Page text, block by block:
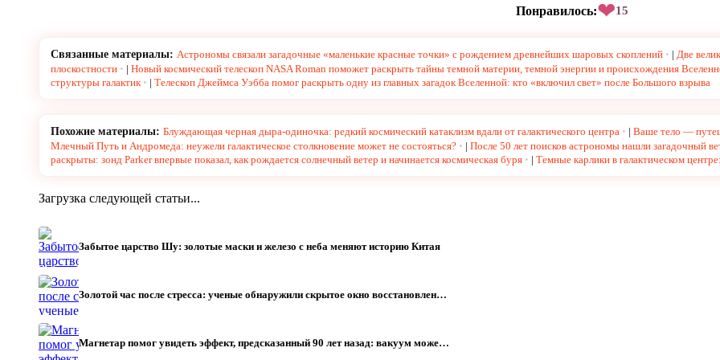
Понравилось:❤15
Связанные материалы: Астрономы связали загадочные «маленькие красные точки» с рождением древнейших шаровых скоплений | Две
плоскостности
| Новый космический телескоп NASA Roman поможет раскрыть тайны темной материи, темной энергии и происхождения
структуры галактик
| Телескоп Джеймса Уэбба помог раскрыть одну из главных загадок Вселенной: кто «включил свет» после Большого взрыва
Похожие материалы: Блуждающая черная дыра-одиночка: редкий космический катаклизм вдали от галактического центра | Ваше тело —
Млечный Путь и Андромеда: неужели галактическое столкновение может не состояться?
| После 50 лет поисков астрономы нашли загадочный
раскрыты: зонд Parker впервые показал, как рождается солнечный ветер и начинается космическая буря
| Темные карлики в галактическом
Загрузка следующей статьи...
Забытое царство Шу: золотые маски и железо с неба меняют историю Китая
Золотой час после стресса: ученые обнаружили скрытое окно восстановлен…
Магнетар помог увидеть эффект, предсказанный 90 лет назад: вакуум може…